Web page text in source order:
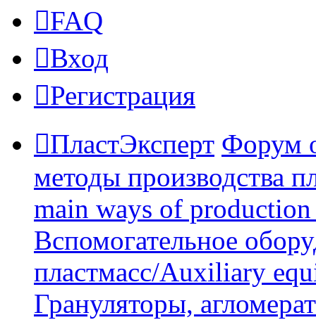
FAQ
Вход
Регистрация
ПластЭксперт Форум
методы производства
main ways of
Вспомогательное
пластмасс/Auxiliary
Грануляторы,